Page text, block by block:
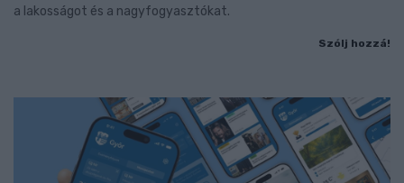
a lakosságot és a nagyfogyasztókat.
Szólj hozzá!